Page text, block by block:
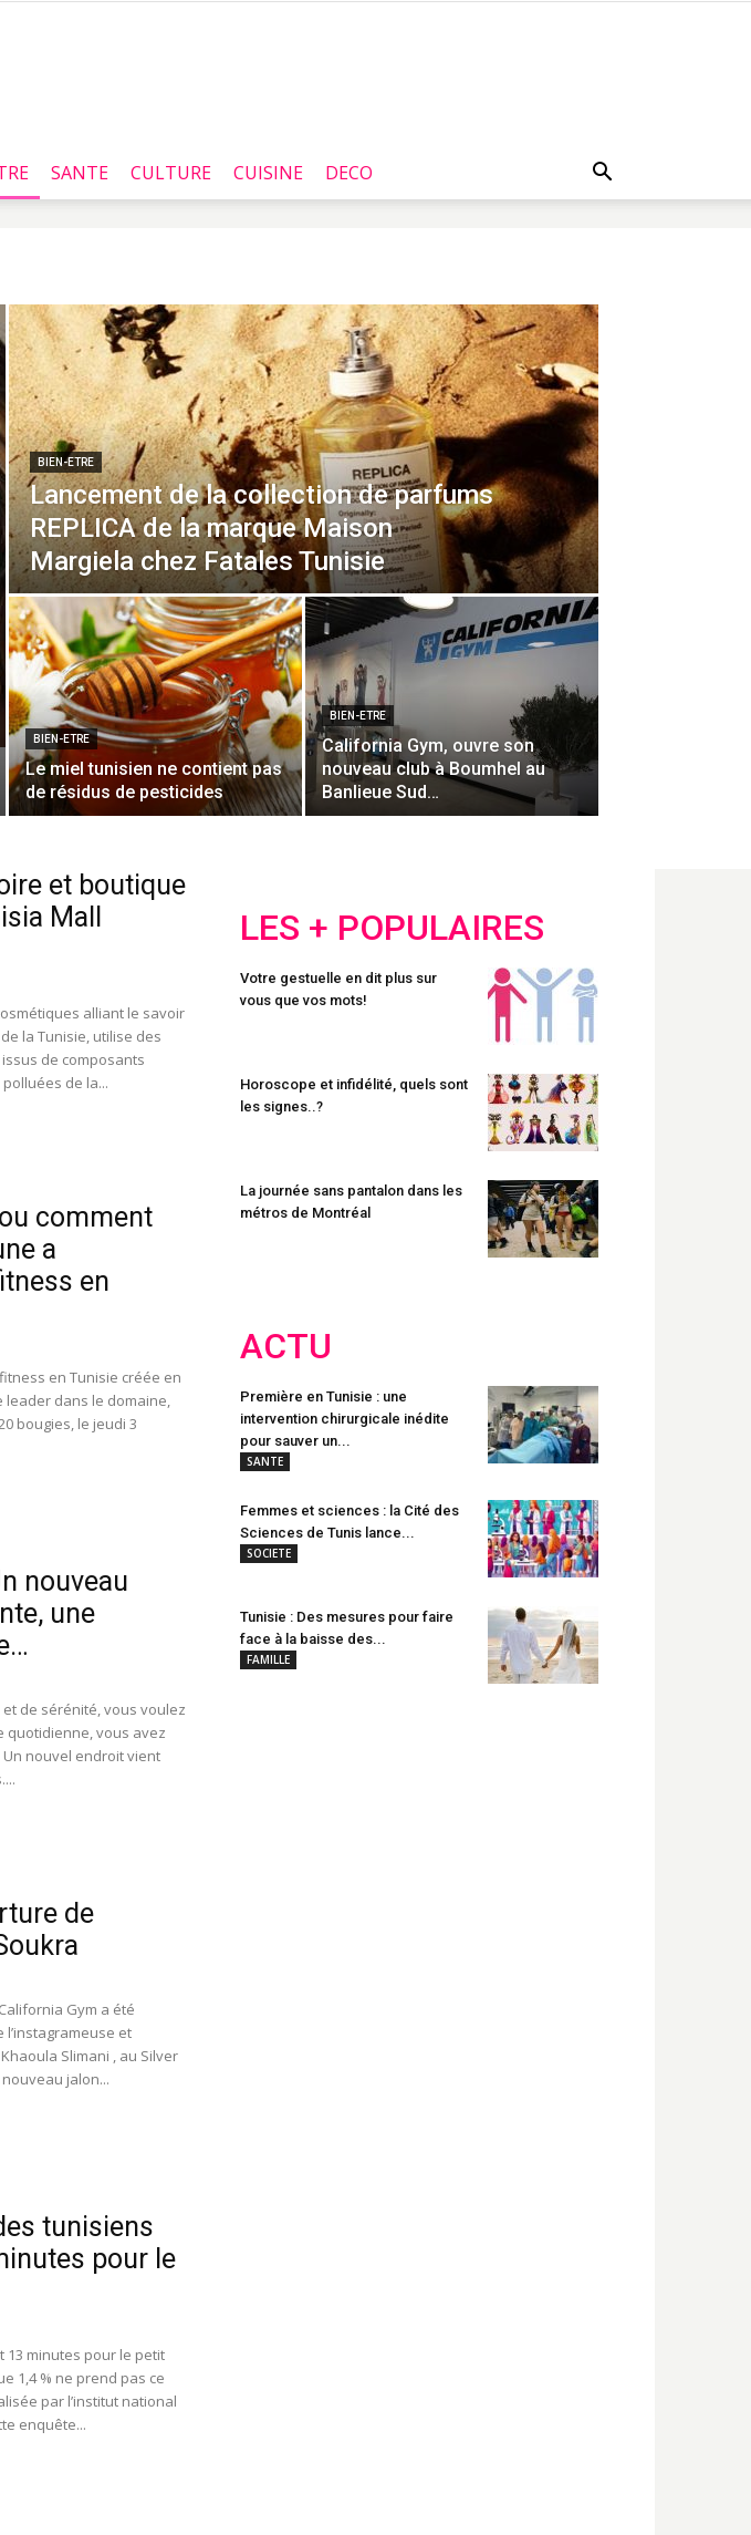
SANTE CULTURE CUISINE DECO
BIEN-ETRE
Lancement de la collection de parfums
REPLICA de la marque Maison
Margiela chez Fatales Tunisie
BIEN-ETRE
Le miel tunisien ne contient pas
de résidus de pesticides
BIEN-ETRE
California Gym, ouvre son
nouveau club à Boumhel au
Banlieue Sud…
et boutique
Mall
alliant le savoir
la Tunisie, utilise des
de composants
de la...
comment
a
en
en Tunisie créée en
leader dans le domaine,
bougies, le jeudi 3
nouveau
une
de sérénité, vous voulez
quotidienne, vous avez
nouvel endroit vient
de
Gym a été
et
Slimani , au Silver
jalon...
tunisiens
pour le
13 minutes pour le petit
1,4 % ne prend pas ce
par l’institut national
enquête...
LES + POPULAIRES
Votre gestuelle en dit plus sur
vous que vos mots!
Horoscope et infidélité, quels sont
les signes..?
La journée sans pantalon dans les
métros de Montréal
ACTU
Première en Tunisie : une
intervention chirurgicale inédite
pour sauver un...
SANTE
Femmes et sciences : la Cité des
Sciences de Tunis lance...
SOCIETE
Tunisie : Des mesures pour faire
face à la baisse des...
FAMILLE